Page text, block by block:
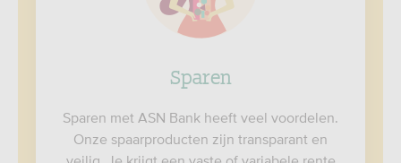
Sparen
Sparen met ASN Bank heeft veel voordelen.
Onze spaarproducten zijn transparant en